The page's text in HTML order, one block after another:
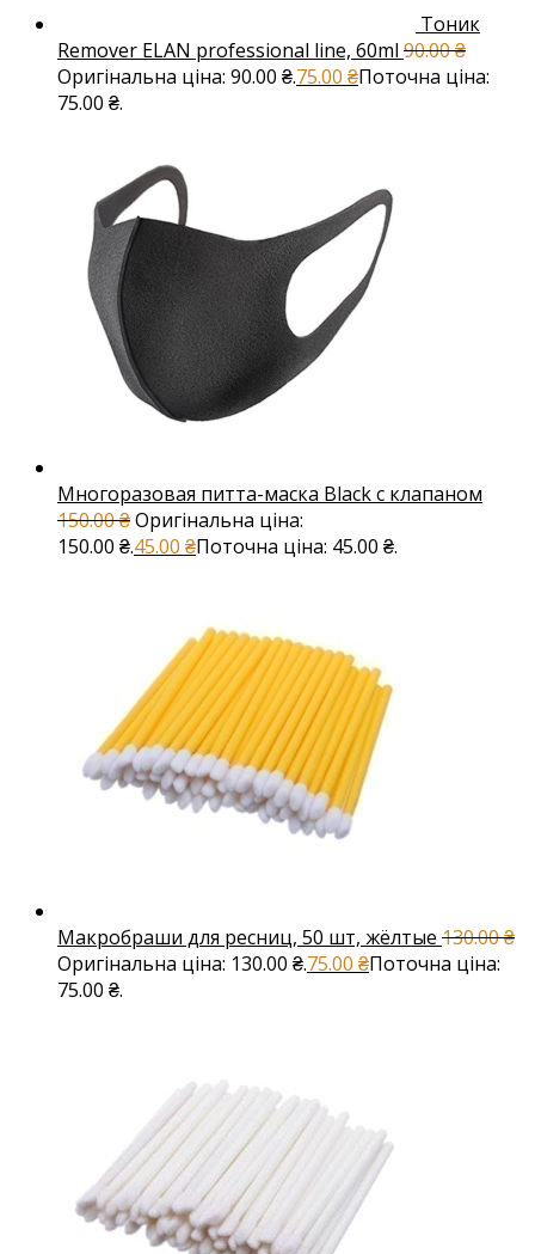
Тоник
Remover ELAN professional line, 60ml 90.00₴
Оригінальна ціна: 90.00 ₴.75.00 ₴Поточна ціна:
75.00 ₴.
Многоразовая питта-маска Black с клапаном
150.00₴Оригінальна ціна:
150.00 ₴.45.00 ₴Поточна ціна: 45.00 ₴.
Макробраши для ресниц, 50 шт, жёлтые 130.00₴
Оригінальна ціна: 130.00 ₴.75.00 ₴Поточна ціна:
75.00 ₴.